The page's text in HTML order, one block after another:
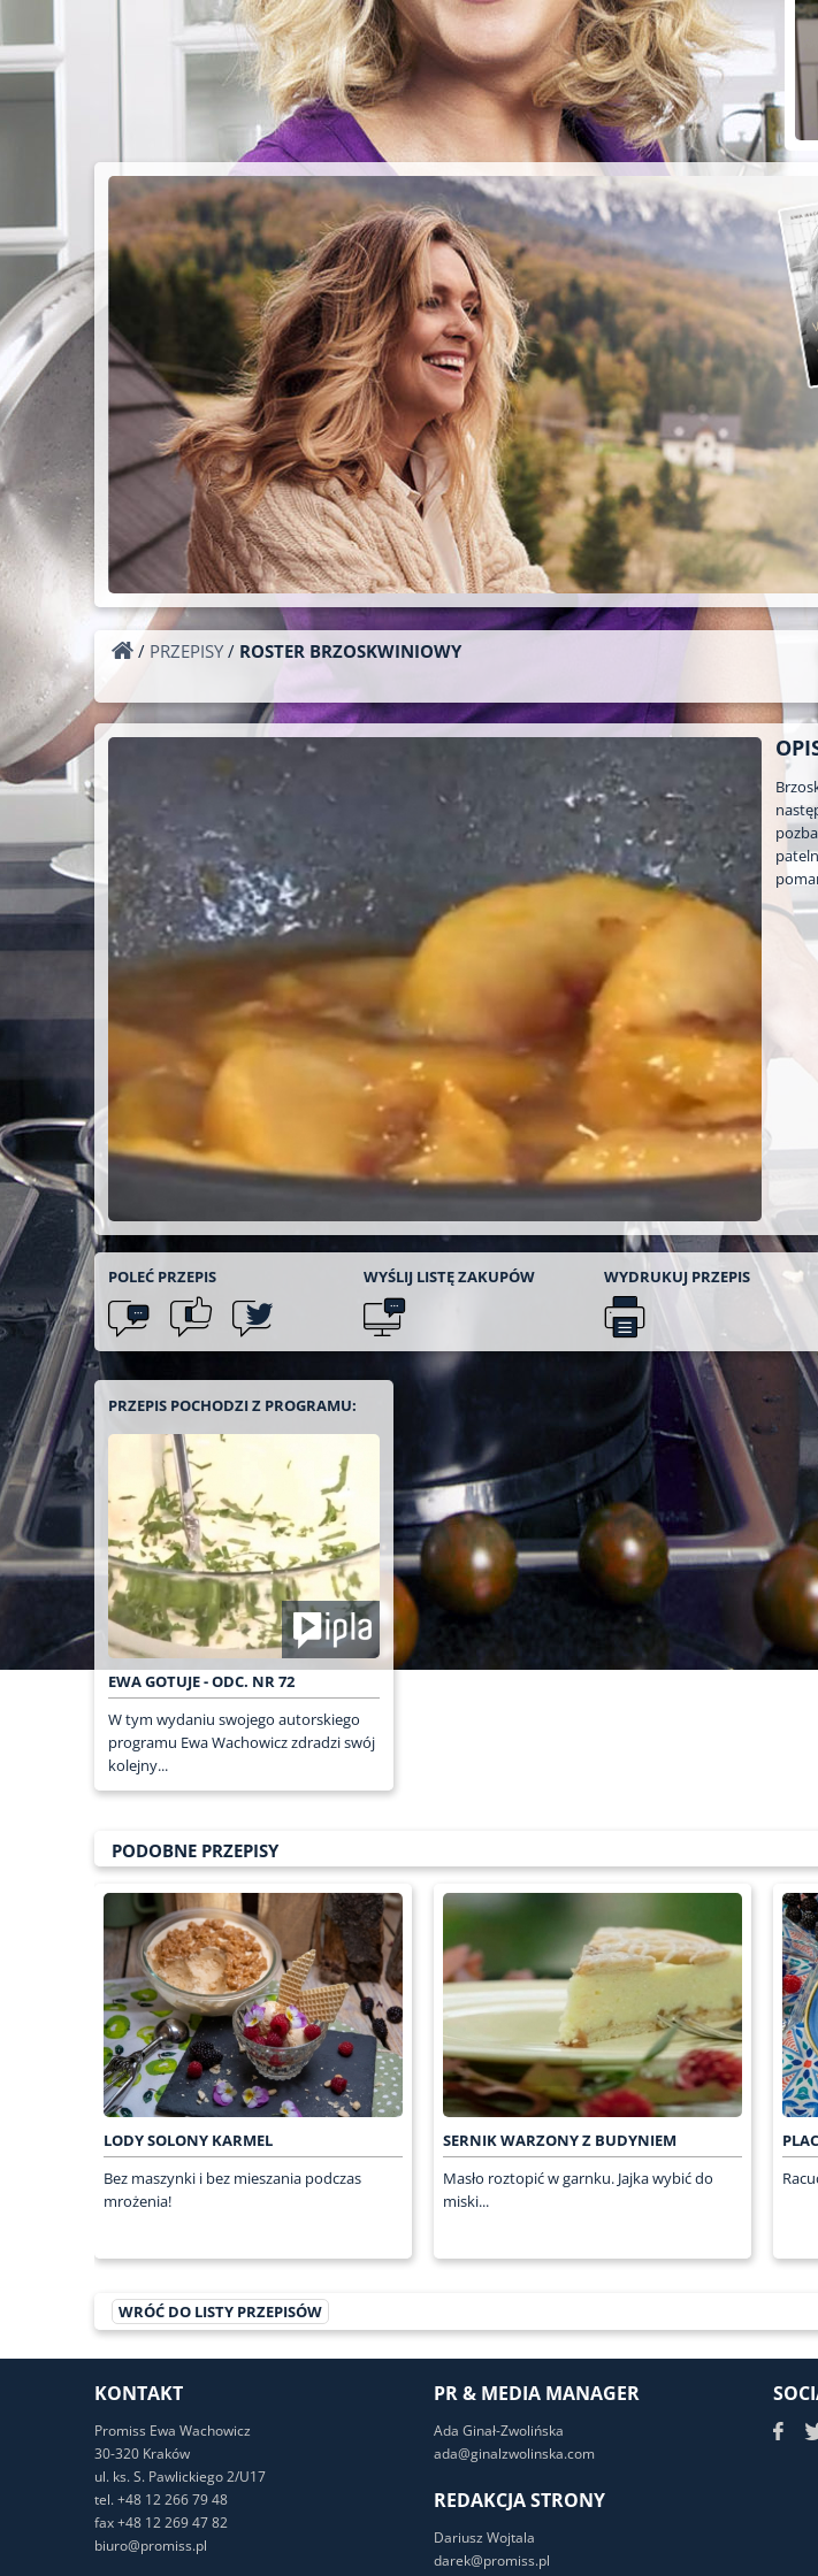
PIECZYSTE POD
CHMURKĄ!
Przepisy na grilla;-)
/ PRZEPISY / ROSTER BRZOSKWINIOWY
POLEĆ PRZEPIS WYŚLIJ LISTĘZAKUPÓW WYDRUKUJ PRZEPIS
PRZEPIS POCHODZI Z PROGRAMU:
EWA GOTUJE - ODC. NR 72
W tym wydaniu swojego autorskiego
programu Ewa Wachowicz zdradzi swój
kolejny...
PODOBNE PRZEPISY
LODY SOLONY KARMEL
Bez maszynki i bez mieszania podczas
mrożenia!
SERNIK WARZONY Z BUDYNIEM
Masło roztopić w garnku. Jajka wybić do
miski...
WRÓĆ DO LISTY PRZEPISÓW
KONTAKT
Promiss Ewa Wachowicz
30-320 Kraków
ul. ks. S. Pawlickiego 2/U17
tel. +48 12 266 79 48
fax +48 12 269 47 82
biuro@promiss.pl
PR & MEDIA MANAGER
Ada Ginał-Zwolińska
ada@ginalzwolinska.com
REDAKCJA STRONY
Dariusz Wojtala
darek@promiss.pl